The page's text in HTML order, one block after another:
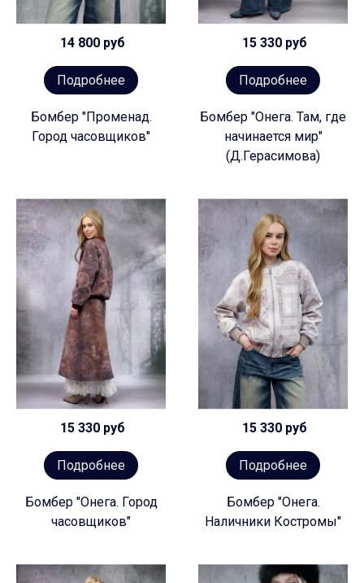
14 800 руб
Подробнее
Бомбер "Променад.
Город часовщиков"
15 330 руб
Подробнее
Бомбер "Онега. Там, где
начинается мир"
(Д.Герасимова)
15 330 руб
Подробнее
Бомбер "Онега. Город
часовщиков"
15 330 руб
Подробнее
Бомбер "Онега.
Наличники Костромы"